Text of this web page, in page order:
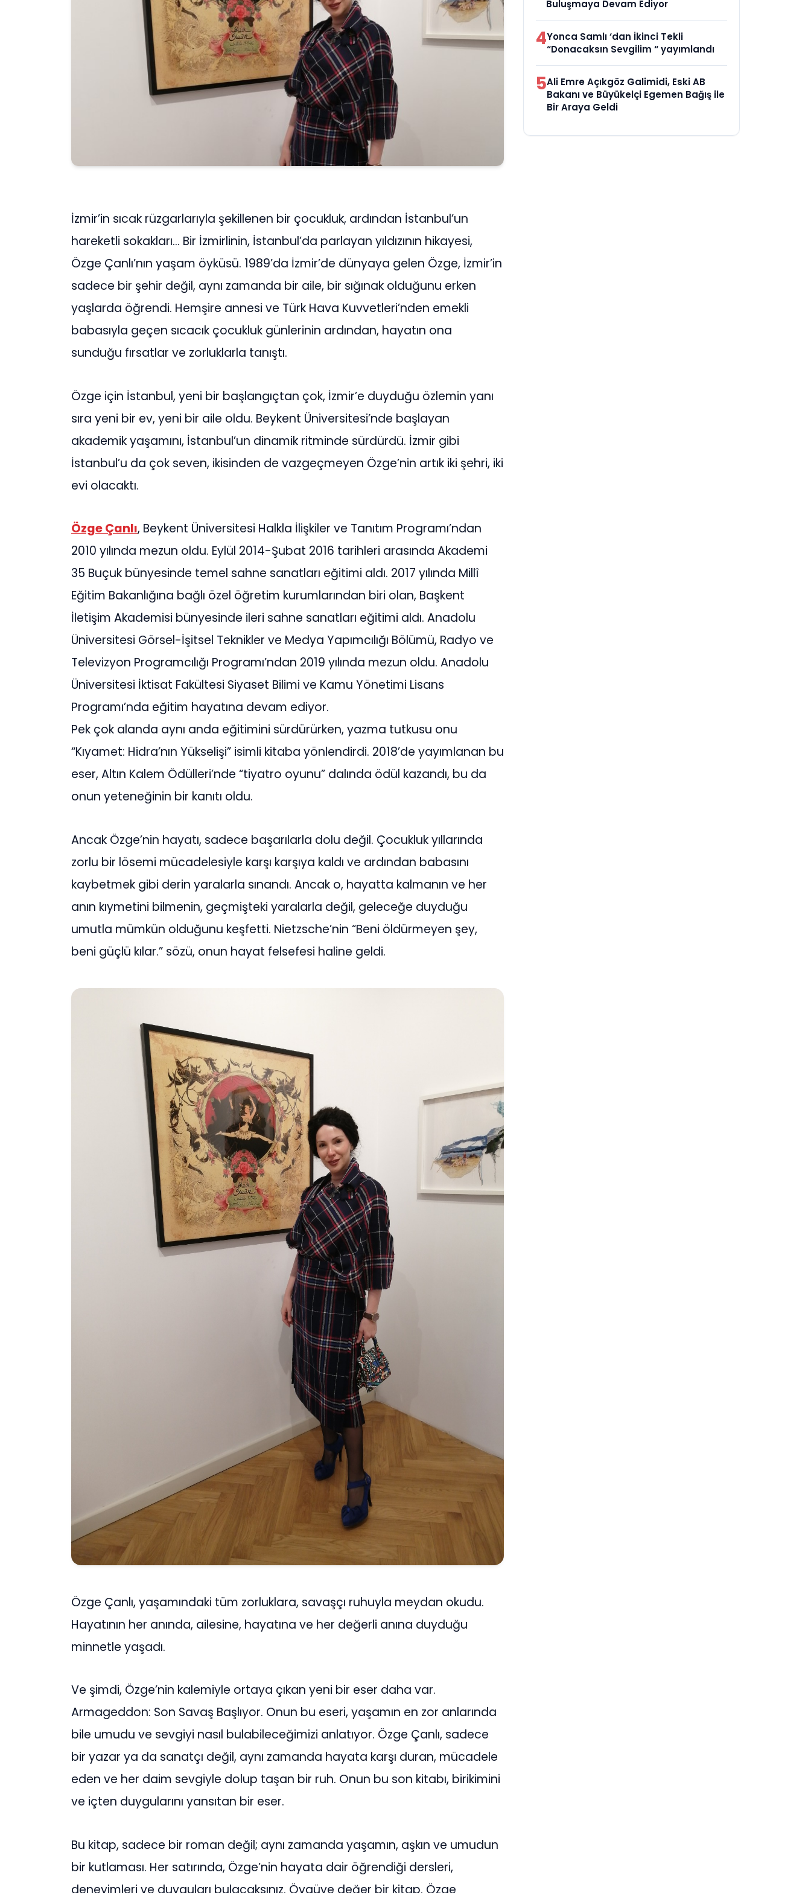
İzmir’in sıcak rüzgarlarıyla şekillenen bir çocukluk, ardından İstanbul’un
hareketli sokakları… Bir İzmirlinin, İstanbul’da parlayan yıldızının hikayesi,
Özge Çanlı’nın yaşam öyküsü. 1989’da İzmir’de dünyaya gelen Özge, İzmir’in
sadece bir şehir değil, aynı zamanda bir aile, bir sığınak olduğunu erken
yaşlarda öğrendi. Hemşire annesi ve Türk Hava Kuvvetleri’nden emekli
babasıyla geçen sıcacık çocukluk günlerinin ardından, hayatın ona
sunduğu fırsatlar ve zorluklarla tanıştı.
Özge için İstanbul, yeni bir başlangıçtan çok, İzmir’e duyduğu özlemin yanı
sıra yeni bir ev, yeni bir aile oldu. Beykent Üniversitesi’nde başlayan
akademik yaşamını, İstanbul’un dinamik ritminde sürdürdü. İzmir gibi
İstanbul’u da çok seven, ikisinden de vazgeçmeyen Özge’nin artık iki şehri, iki
evi olacaktı.
Özge Çanlı, Beykent Üniversitesi Halkla İlişkiler ve Tanıtım Programı’ndan
2010 yılında mezun oldu. Eylül 2014-Şubat 2016 tarihleri arasında Akademi
35 Buçuk bünyesinde temel sahne sanatları eğitimi aldı. 2017 yılında Millî
Eğitim Bakanlığına bağlı özel öğretim kurumlarından biri olan, Başkent
İletişim Akademisi bünyesinde ileri sahne sanatları eğitimi aldı. Anadolu
Üniversitesi Görsel-İşitsel Teknikler ve Medya Yapımcılığı Bölümü, Radyo ve
Televizyon Programcılığı Programı’ndan 2019 yılında mezun oldu. Anadolu
Üniversitesi İktisat Fakültesi Siyaset Bilimi ve Kamu Yönetimi Lisans
Programı’nda eğitim hayatına devam ediyor.
Pek çok alanda aynı anda eğitimini sürdürürken, yazma tutkusu onu
“Kıyamet: Hidra’nın Yükselişi” isimli kitaba yönlendirdi. 2018’de yayımlanan bu
eser, Altın Kalem Ödülleri’nde “tiyatro oyunu” dalında ödül kazandı, bu da
onun yeteneğinin bir kanıtı oldu.
Ancak Özge’nin hayatı, sadece başarılarla dolu değil. Çocukluk yıllarında
zorlu bir lösemi mücadelesiyle karşı karşıya kaldı ve ardından babasını
kaybetmek gibi derin yaralarla sınandı. Ancak o, hayatta kalmanın ve her
anın kıymetini bilmenin, geçmişteki yaralarla değil, geleceğe duyduğu
umutla mümkün olduğunu keşfetti. Nietzsche’nin “Beni öldürmeyen şey,
beni güçlü kılar.” sözü, onun hayat felsefesi haline geldi.
Özge Çanlı, yaşamındaki tüm zorluklara, savaşçı ruhuyla meydan okudu.
Hayatının her anında, ailesine, hayatına ve her değerli anına duyduğu
minnetle yaşadı.
Ve şimdi, Özge’nin kalemiyle ortaya çıkan yeni bir eser daha var.
Armageddon: Son Savaş Başlıyor. Onun bu eseri, yaşamın en zor anlarında
bile umudu ve sevgiyi nasıl bulabileceğimizi anlatıyor. Özge Çanlı, sadece
bir yazar ya da sanatçı değil, aynı zamanda hayata karşı duran, mücadele
eden ve her daim sevgiyle dolup taşan bir ruh. Onun bu son kitabı, birikimini
ve içten duygularını yansıtan bir eser.
Bu kitap, sadece bir roman değil; aynı zamanda yaşamın, aşkın ve umudun
bir kutlaması. Her satırında, Özge’nin hayata dair öğrendiği dersleri,
deneyimleri ve duyguları bulacaksınız. Övgüye değer bir kitap. Özge
Buluşmaya Devam Ediyor
4Yonca Samlı ‘dan İkinci Tekli
“Donacaksın Sevgilim “ yayımlandı
5Ali Emre Açıkgöz Galimidi, Eski AB
Bakanı ve Büyükelçi Egemen Bağış ile
Bir Araya Geldi